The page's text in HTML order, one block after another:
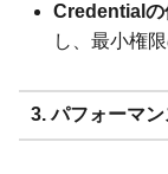
Credentialの
し、最小権
3. パフォーマン